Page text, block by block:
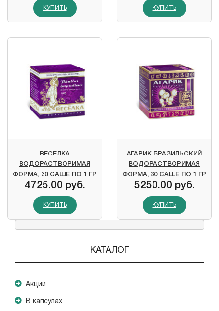
КУПИТЬ КУПИТЬ
ВЕСЕЛКА
ВОДОРАСТВОРИМАЯ
ФОРМА, 30 САШЕ ПО 1 ГР
4725.00 руб.
КУПИТЬ
АГАРИК БРАЗИЛЬСКИЙ
ВОДОРАСТВОРИМАЯ
ФОРМА, 30 САШЕ ПО 1 ГР
5250.00 руб.
КУПИТЬ
КАТАЛОГ
Акции
В капсулах